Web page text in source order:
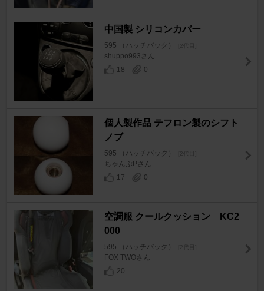
中国製 シリコンカバー
595 （ハッチバック） [2代目]
shuppo993さん
18
0
個人製作品 テフロン製のシフト
ノブ
595 （ハッチバック） [2代目]
ちゃんぷPさん
17
0
空調服 クールクッション KC2
000
595 （ハッチバック） [2代目]
FOX TWOさん
20